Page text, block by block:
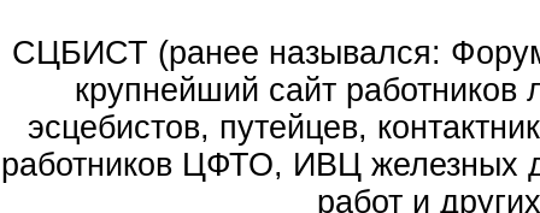
СЦБИСТ (ранее назывался:
крупнейший сайт работников
эсцебистов, путейцев,
работников ЦФТО, ИВЦ железных
работ и